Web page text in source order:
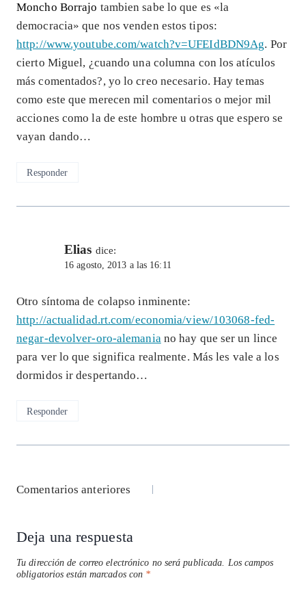
Moncho Borrajo tambien sabe lo que es «la
democracia» que nos venden estos tipos:
http://www.youtube.com/watch?v=UFEIdBDN9Ag. Por
cierto Miguel, ¿cuando una columna con los atículos
más comentados?, yo lo creo necesario. Hay temas
como este que merecen mil comentarios o mejor mil
acciones como la de este hombre u otras que espero se
vayan dando…
Responder
Elias dice:
16 agosto, 2013 a las 16:11
Otro síntoma de colapso inminente:
http://actualidad.rt.com/economia/view/103068-fed-
negar-devolver-oro-alemaniano hay que ser un lince
para ver lo que significa realmente. Más les vale a los
dormidos ir despertando…
Responder
Navegación
comentarios
Comentarios anteriores
Deja una respuesta
Tu dirección de correo electrónico no será publicada.
Los campos
obligatorios están marcados con *